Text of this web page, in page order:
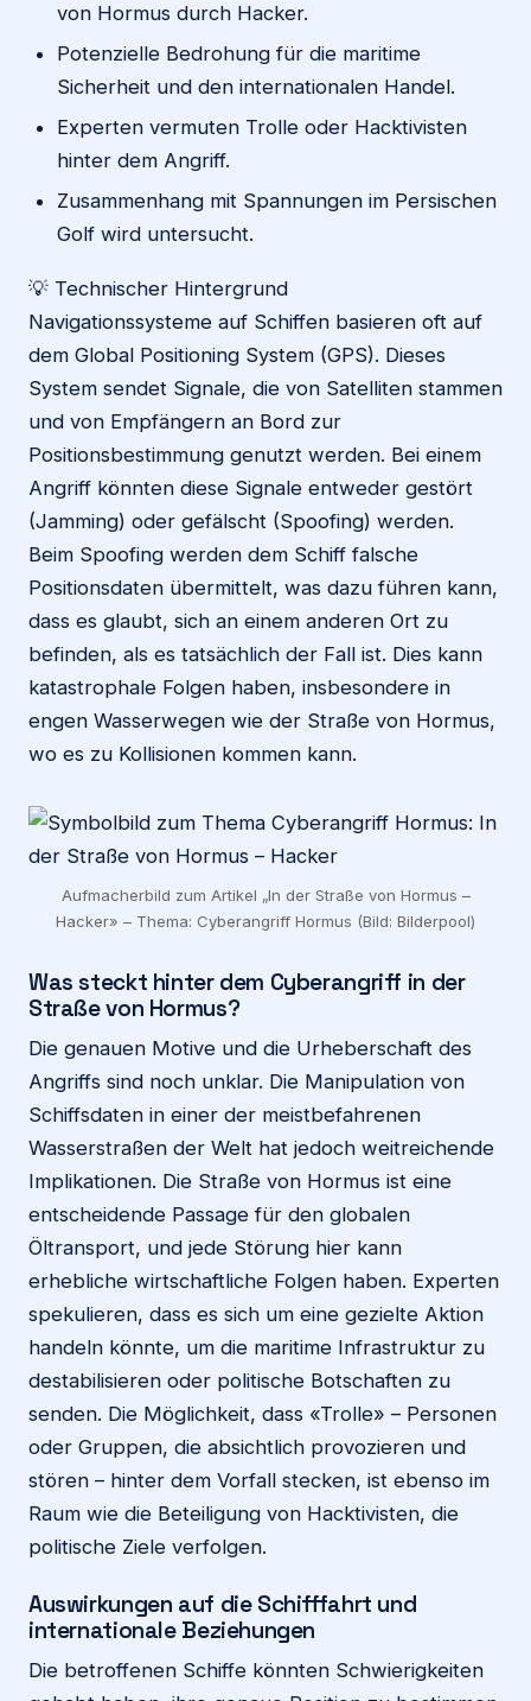
von Hormus durch Hacker.
Potenzielle Bedrohung für die maritime
Sicherheit und den internationalen Handel.
Experten vermuten Trolle oder Hacktivisten
hinter dem Angriff.
Zusammenhang mit Spannungen im Persischen
Golf wird untersucht.
💡 Technischer Hintergrund
Navigationssysteme auf Schiffen basieren oft auf
dem Global Positioning System (GPS). Dieses
System sendet Signale, die von Satelliten stammen
und von Empfängern an Bord zur
Positionsbestimmung genutzt werden. Bei einem
Angriff könnten diese Signale entweder gestört
(Jamming) oder gefälscht (Spoofing) werden.
Beim Spoofing werden dem Schiff falsche
Positionsdaten übermittelt, was dazu führen kann,
dass es glaubt, sich an einem anderen Ort zu
befinden, als es tatsächlich der Fall ist. Dies kann
katastrophale Folgen haben, insbesondere in
engen Wasserwegen wie der Straße von Hormus,
wo es zu Kollisionen kommen kann.
Aufmacherbild zum Artikel „In der Straße von Hormus –
Hacker» – Thema: Cyberangriff Hormus (Bild: Bilderpool)
Was steckt hinter dem Cyberangriff in der
Straße von Hormus?
Die genauen Motive und die Urheberschaft des
Angriffs sind noch unklar. Die Manipulation von
Schiffsdaten in einer der meistbefahrenen
Wasserstraßen der Welt hat jedoch weitreichende
Implikationen. Die Straße von Hormus ist eine
entscheidende Passage für den globalen
Öltransport, und jede Störung hier kann
erhebliche wirtschaftliche Folgen haben. Experten
spekulieren, dass es sich um eine gezielte Aktion
handeln könnte, um die maritime Infrastruktur zu
destabilisieren oder politische Botschaften zu
senden. Die Möglichkeit, dass «Trolle» – Personen
oder Gruppen, die absichtlich provozieren und
stören – hinter dem Vorfall stecken, ist ebenso im
Raum wie die Beteiligung von Hacktivisten, die
politische Ziele verfolgen.
Auswirkungen auf die Schifffahrt und
internationale Beziehungen
Die betroffenen Schiffe könnten Schwierigkeiten